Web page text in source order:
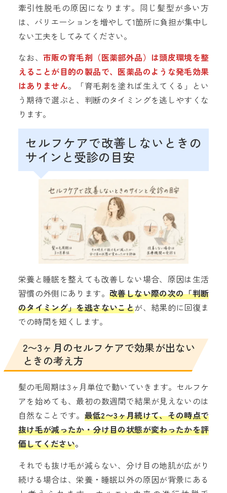
牽引性脱毛の原因になります。同じ髪型が多い方
は、バリエーションを増やして1箇所に負担が集中し
ない工夫をしてみてください。
なお、 市販の育毛剤（医薬部外品）は頭皮環境を整
えることが目的の製品で、医薬品のような発毛効果
はありません。「育毛剤を塗れば生えてくる」とい
う期待で選ぶと、判断のタイミングを逃しやすくな
ります。
セルフケアで改善しないときの
サインと受診の目安
栄養と睡眠を整えても改善しない場合、原因は生活
習慣の外側にあります。 改善しない際の次の「判断
のタイミング」を逃さないことが、結果的に回復ま
での時間を短くします。
2〜3ヶ月のセルフケアで効果が出ない
ときの考え方
髪の毛周期は3ヶ月単位で動いていきます。セルフケ
アを始めても、最初の数週間で結果が見えないのは
自然なことです。 最低2〜3ヶ月続けて、その時点で
抜け毛が減ったか・分け目の状態が変わったかを評
価してください。
それでも抜け毛が減らない、分け目の地肌が広がり
続ける場合は、栄養・睡眠以外の原因が背景にある